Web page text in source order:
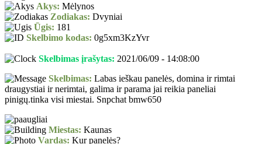
Akys: Mėlynos
Zodiakas: Dvyniai
Ūgis: 181
Skelbimo kodas: 0g5xm3KzYvr
Skelbimas įrašytas: 2021/06/09 - 14:08:00
Skelbimas: Labas ieškau panelės, domina ir rimtai
draugystiai ir nerimtai, galima ir parama jai reikia paneliai
pinigų.tinka visi miestai. Snpchat bmw650
Miestas: Kaunas
Vardas: Kur panelės?